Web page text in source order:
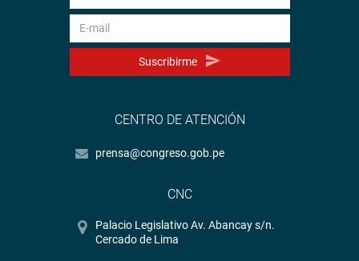
Suscribirme
CENTRO DE ATENCIÓN
prensa@congreso.gob.pe
CNC
Palacio Legislativo Av. Abancay s/n.
Cercado de Lima